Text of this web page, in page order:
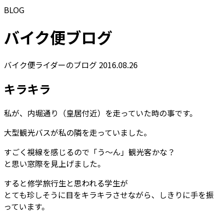
BLOG
バイク便ブログ
バイク便ライダーのブログ 2016.08.26
キラキラ
私が、内堀通り（皇居付近）を走っていた時の事です。
大型観光バスが私の隣を走っていました。
すごく視線を感じるので「う～ん」観光客かな？
と思い窓際を見上げました。
すると修学旅行生と思われる学生が
とても珍しそうに目をキラキラさせながら、しきりに手を振
っています。